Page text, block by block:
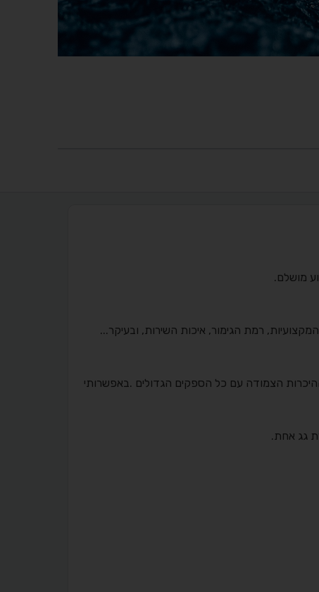
מושלם.
רמת הגימור, איכות השירות, ובעיקר...
הצמודה עם כל הספקים הגדולים .באפשרותי
גג אחת.